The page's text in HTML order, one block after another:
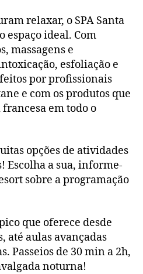
relaxar, o SPA Santa
espaço ideal. Com
massagens e
esfoliação e
por profissionais
e com os produtos que
em todo o
opções de atividades
Escolha a sua, informe-
sobre a programação
que oferece desde
até aulas avançadas
Passeios de 30 min a 2h,
noturna!